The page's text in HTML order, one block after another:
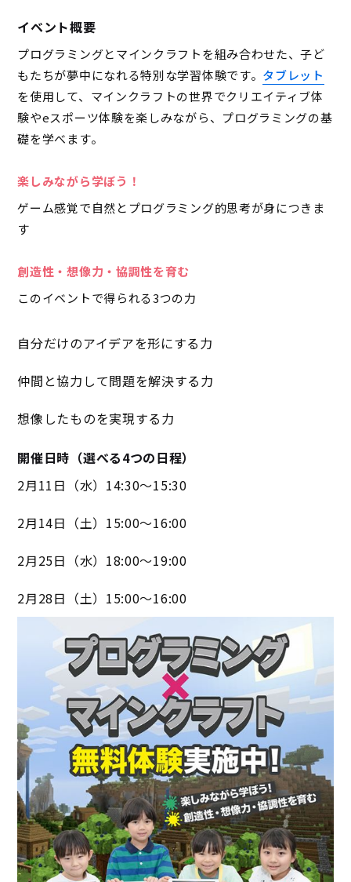
イベント概要
プログラミングとマインクラフトを組み合わせた、子ど
もたちが夢中になれる特別な学習体験です。 タブレット
を使用して、マインクラフトの世界でクリエイティブ体
験やeスポーツ体験を楽しみながら、プログラミングの基
礎を学べます。
楽しみながら学ぼう！
ゲーム感覚で自然とプログラミング的思考が身につきま
す
創造性・想像力・協調性を育む
このイベントで得られる3つの力
自分だけのアイデアを形にする力
仲間と協力して問題を解決する力
想像したものを実現する力
開催日時（選べる4つの日程）
2月11日（水）14:30～15:30
2月14日（土）15:00～16:00
2月25日（水）18:00～19:00
2月28日（土）15:00～16:00